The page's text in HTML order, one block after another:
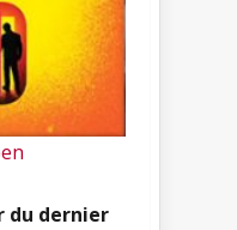
du dernier